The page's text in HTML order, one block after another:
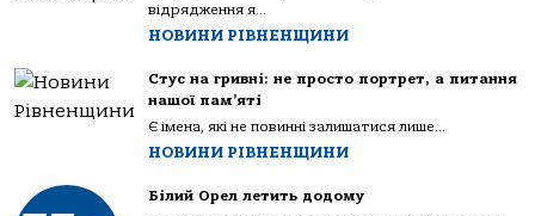
відрядження я...
НОВИНИ РІВНЕНЩИНИ
Стус на гривні: не просто портрет, а питання
нашої пам’яті
Є імена, які не повинні залишатися лише...
НОВИНИ РІВНЕНЩИНИ
Білий Орел летить додому